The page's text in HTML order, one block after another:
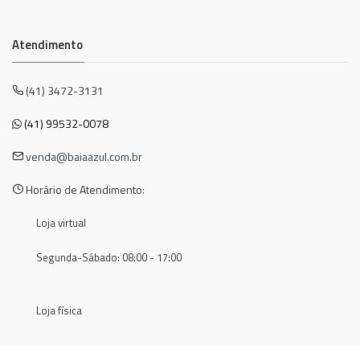
Atendimento
(41) 3472-3131
(41) 99532-0078
venda@baiaazul.com.br
Horário de Atendimento:
Loja virtual
Segunda-Sábado: 08:00 - 17:00
Loja física